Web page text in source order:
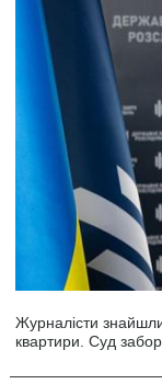
Журналісти
квартири. Суд